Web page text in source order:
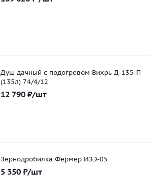
Душ дачный с подогревом Вихрь Д-135-П
(135л) 74/4/12
12 790 ₽/шт
Зернодробилка Фермер ИЗЭ-05
5 350 ₽/шт